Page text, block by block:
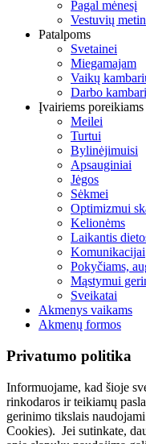
Pagal mėnesį
Vestuvių
Patalpoms
Svetainei
Miegamajam
Vaikų
Darbo
Įvairiems poreikiams
Meilei
Turtui
Bylinėjimuisi
Apsauginiai
Jėgos
Sėkmei
Optimizmui
Kelionėms
Laikantis
Komunikacijai
Pokyčiams,
Mąstymui
Sveikatai
Akmenys vaikams
Akmenų formos
Privatumo politika
Informuojame, kad šioje
rinkodaros ir teikiamų
gerinimo tikslais
Cookies). Jei sutinkate,